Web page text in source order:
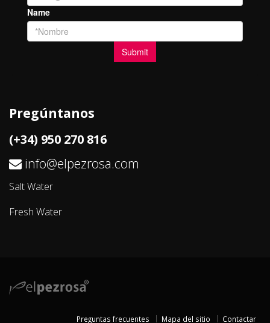
Pregúntanos
(+34) 950 270 816
info@elpezrosa.com
Salt Water
Fresh Water
Preguntas frecuentes Mapa del sitio Contactar